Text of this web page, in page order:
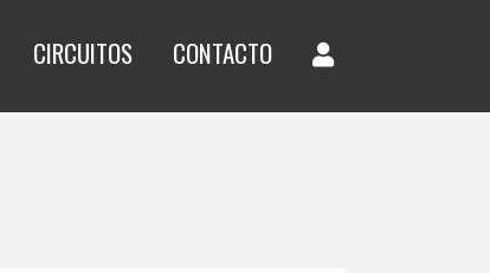
CIRCUITOS CONTACTO